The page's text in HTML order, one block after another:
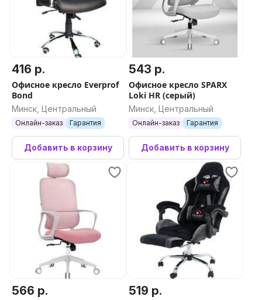
416 р.
Офисное кресло Everprof
Bond
Минск, Центральный
Онлайн-заказ Гарантия
Добавить в корзину
543 р.
Офисное кресло SPARX
Loki HR (серый)
Минск, Центральный
Онлайн-заказ Гарантия
Добавить в корзину
566 р. 519 р.